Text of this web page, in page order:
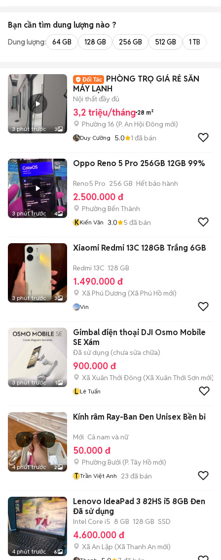
Bạn cần tìm dung lượng nào ?
Dung lượng: 64 GB 128 GB 256 GB 512 GB 1 TB
3 phút trước 3
PHÒNG TRỌ GIÁ RẺ SẴN
MÁY LẠNH
Nội thất đầy đủ
3,2 triệu/tháng 28 m²
Phường 16 (P. An Hội Đông mới)
Duy Cường 5.0 1 đã bán
3 phút trước 4
Oppo Reno 5 Pro 256GB 12GB 99%
Reno5 Pro 256 GB Hết bảo hành
2.500.000 đ
Phường Bến Thành
KKiến Văn 3.0 5 đã bán
3 phút trước 3
Xiaomi Redmi 13C 128GB Trắng 6GB
Redmi 13C 128 GB
1.490.000 đ
Xã Phú Dương (Xã Phú Hồ mới)
Vin
3 phút trước 1
Gimbal điện thoại DJI Osmo Mobile
SE Xám
Đã sử dụng (chưa sửa chữa)
900.000 đ
Xã Xuân Thới Đông (Xã Xuân Thới Sơn mới)
L Lê Tuấn
4 phút trước 2
Kính râm Ray-Ban Đen Unisex Bền bỉ
Mới Cả nam và nữ
50.000 đ
Phường Bưởi (P. Tây Hồ mới)
T Trần Việt Anh 23 đã bán
4 phút trước 6
Lenovo IdeaPad 3 82HS i5 8GB Đen
Đã sử dụng
Intel Core i5 8 GB 128 GB SSD
4.600.000 đ
Xã An Lập (Xã Thanh An mới)